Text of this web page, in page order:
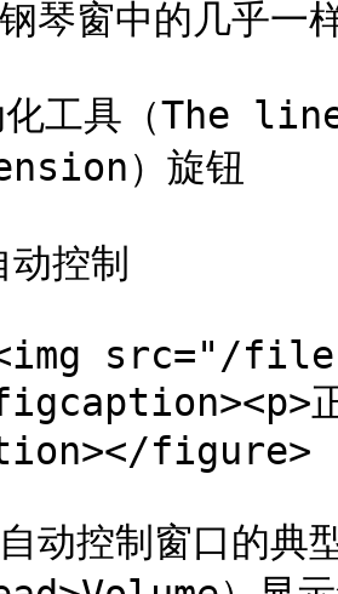
琴窗中的几乎一
化工具（The
）旋钮
控制
src="/files/
正
figure>
自动控制窗口的